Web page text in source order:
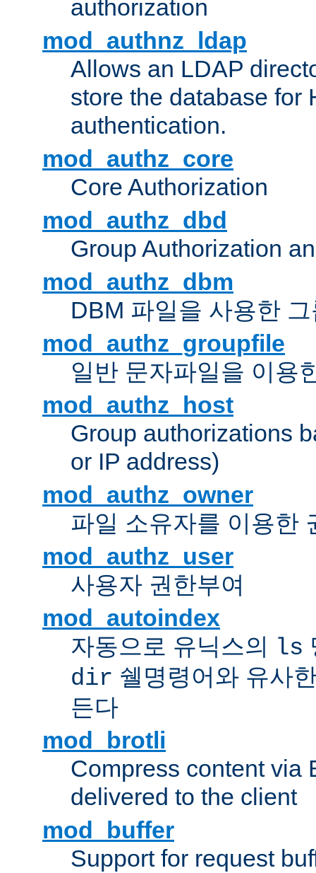
authorization
mod_authnz_ldap
Allows an LDAP
store the database for
authentication.
mod_authz_core
Core Authorization
mod_authz_dbd
Group Authorization
mod_authz_dbm
DBM 파일을 사용한
mod_authz_groupfile
일반 문자파일을 이용
mod_authz_host
Group authorizations
or IP address)
mod_authz_owner
파일 소유자를 이용한
mod_authz_user
사용자 권한부여
mod_autoindex
자동으로 유닉스의 ls
dir 쉘명령어와 유사
든다
mod_brotli
Compress content via
delivered to the client
mod_buffer
Support for request